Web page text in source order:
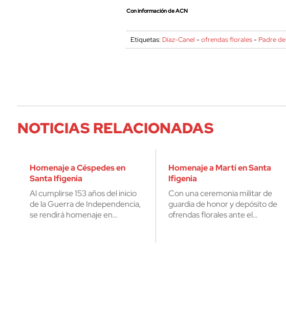
Con información de ACN
Etiquetas: Díaz-Canel -ofrendas florales- Padre
NOTICIAS RELACIONADAS
Homenaje a Céspedes en
Santa Ifigenia
Al cumplirse 153 años del inicio
de la Guerra de Independencia,
se rendirá homenaje en…
Homenaje a Martí en Santa
Ifigenia
Con una ceremonia militar de
guardia de honor y depósito de
ofrendas florales ante el…